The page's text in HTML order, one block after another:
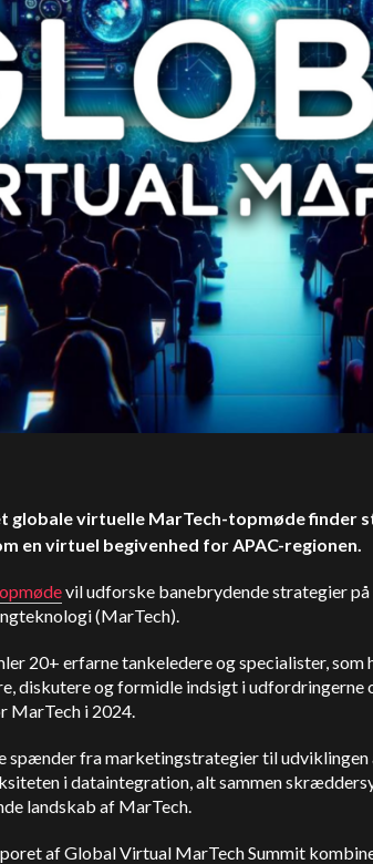
globale virtuelle MarTech-topmøde finder
en virtuel begivenhed for APAC-regionen.
vil udforske banebrydende strategier
(MarTech).
20+ erfarne tankeledere og specialister,
diskutere og formidle indsigt i udfordringerne
MarTech i 2024.
spænder fra marketingstrategier til udviklingen
i dataintegration, alt sammen
landskab af MarTech.
af Global Virtual MarTech Summit